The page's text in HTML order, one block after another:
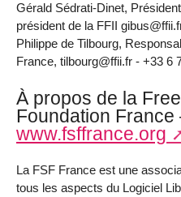
Gérald Sédrati-Dinet,
président de la FFII
Philippe de Tilbourg,
France, tilbourg@ffii.fr - +33 6
À propos de la
Foundation
www.fsffrance.org
La FSF France est une
tous les aspects du Logiciel